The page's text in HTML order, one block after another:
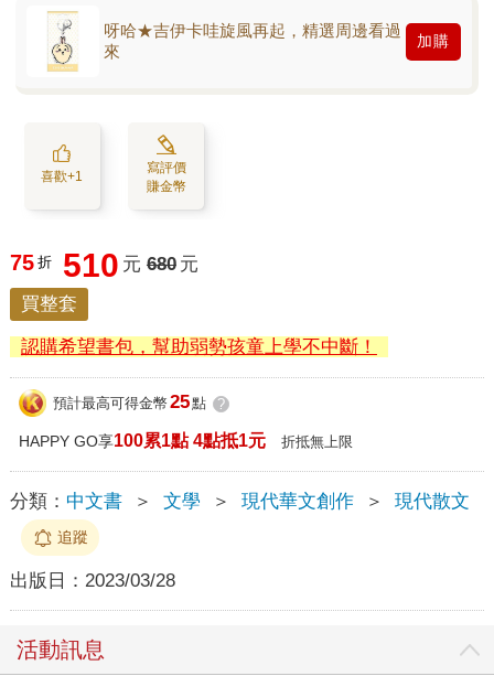
呀哈★吉伊卡哇旋風再起，精選周邊看過
來
加購
喜歡+1
寫評價
賺金幣
75 折 510 元 680 元
買整套
認購希望書包，幫助弱勢孩童上學不中斷！
預計最高可得金幣 25點 ?
HAPPY GO享100累1點 4點抵1元 折抵無上限
分類： 中文書 ＞ 文學 ＞ 現代華文創作 ＞ 現代散文
追蹤
出版日： 2023/03/28
活動訊息